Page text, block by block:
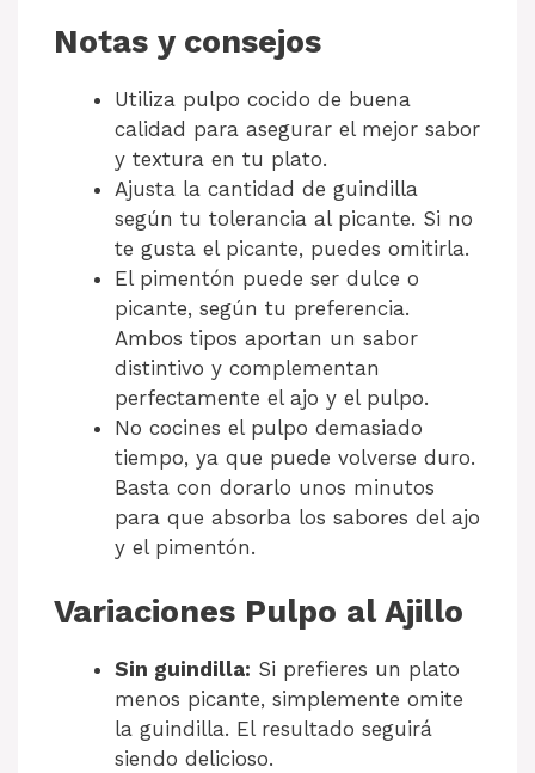
Notas y consejos
Utiliza pulpo cocido de buena
calidad para asegurar el mejor sabor
y textura en tu plato.
Ajusta la cantidad de guindilla
según tu tolerancia al picante. Si no
te gusta el picante, puedes omitirla.
El pimentón puede ser dulce o
picante, según tu preferencia.
Ambos tipos aportan un sabor
distintivo y complementan
perfectamente el ajo y el pulpo.
No cocines el pulpo demasiado
tiempo, ya que puede volverse duro.
Basta con dorarlo unos minutos
para que absorba los sabores del ajo
y el pimentón.
Variaciones Pulpo al Ajillo
Sin guindilla: Si prefieres un plato
menos picante, simplemente omite
la guindilla. El resultado seguirá
siendo delicioso.